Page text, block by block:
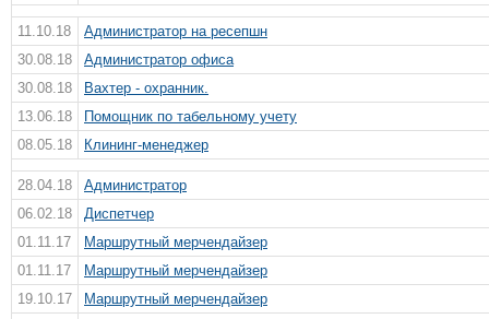
11.10.18
Администратор на ресепшн
30.08.18
Администратор офиса
30.08.18
Вахтер - охранник.
13.06.18
Помощник по табельному учету
08.05.18
Клининг-менеджер
28.04.18
Администратор
06.02.18
Диспетчер
01.11.17
Маршрутный мерчендайзер
01.11.17
Маршрутный мерчендайзер
19.10.17
Маршрутный мерчендайзер